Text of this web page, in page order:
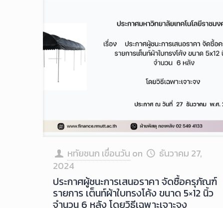
หทัยชนก เขื่อนวัน on
ธันวาคม 27,
2024
ประกาศผู้ชนะการเสนอราคา จัดซื้อครุภัณฑ์
รายการ เต็นท์ผ้าใบทรงโค้ง ขนาด 5×12 นิ้ว
จำนวน 6 หลัง โดยวิธีเฉพาะเจาะจง